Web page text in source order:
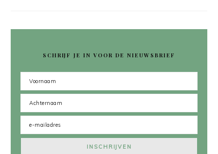
SCHRIJF JE IN VOOR DE NIEUWSBRIEF